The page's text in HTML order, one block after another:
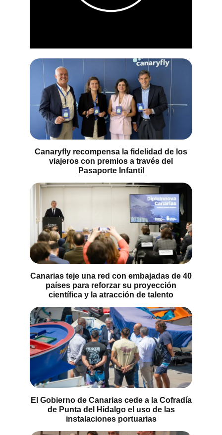
Canaryfly recompensa la fidelidad de los
viajeros con premios a través del
Pasaporte Infantil
Canarias teje una red con embajadas de 40
países para reforzar su proyección
científica y la atracción de talento
El Gobierno de Canarias cede a la Cofradía
de Punta del Hidalgo el uso de las
instalaciones portuarias